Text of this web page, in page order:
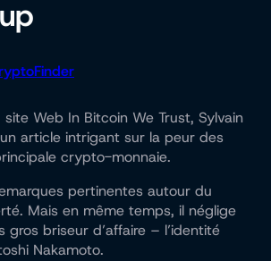
Web In Bitcoin We Trust, Sylvain
article intrigant sur la peur des
crypto-monnaie.
pertinentes autour du
Mais en même temps, il néglige
gros briseur d’affaire – l’identité
Nakamoto.